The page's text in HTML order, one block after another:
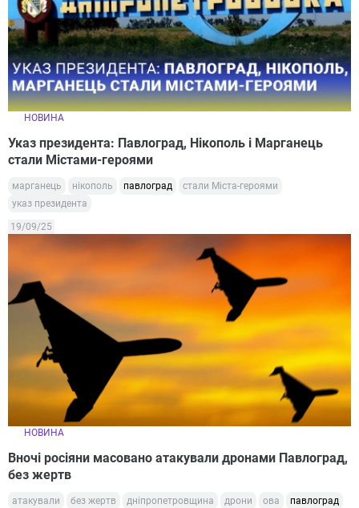
НОВИНА
Указ президента: Павлоград, Нікополь і Марганець
стали Містами-героями
марганець нікополь павлоград
стали Міста-героями
указ президента
19/09/25
НОВИНА
Вночі росіяни масовано атакували дронами Павлоград,
без жертв
атакували без жертв дніпропетровщина дрони ова павлоград